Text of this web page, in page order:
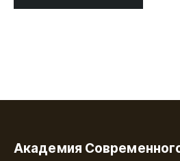
Академия